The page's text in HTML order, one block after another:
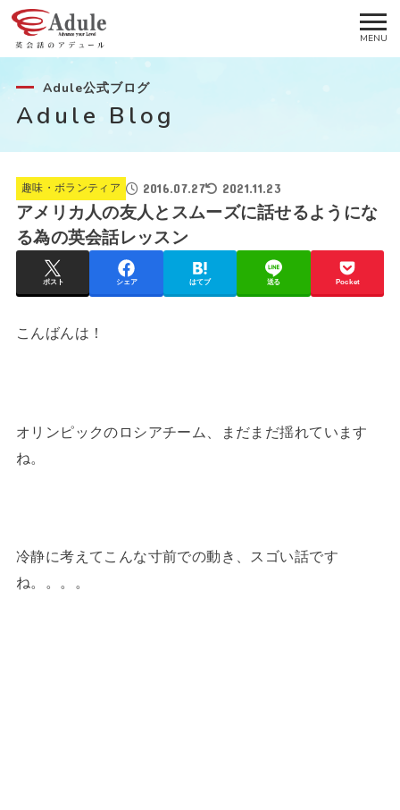
Adule公式ブログ
Adule Blog
趣味・ボランティア 2016.07.27 2021.11.23
アメリカ人の友人とスムーズに話せるようにな
る為の英会話レッスン
ポスト シェア はてブ 送る Pocket
こんばんは！
オリンピックのロシアチーム、まだまだ揺れています
ね。
冷静に考えてこんな寸前での動き、スゴい話です
ね。。。。